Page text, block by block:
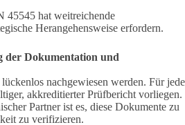
hat weitreichende
Herangehensweise erfordern.
der Dokumentation und
nachgewiesen werden. Für jede
akkreditierter Prüfbericht vorliegen.
Partner ist es, diese Dokumente zu
zu verifizieren.